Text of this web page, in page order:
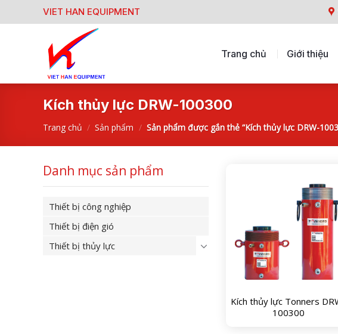
to
VIET HAN EQUIPMENT
Trang chủ Giới thiệu
Kích thủy lực DRW-100300
Trang chủ / Sản phẩm / Sản phẩm được gắn thẻ “Kích thủy lực DRW-
Danh mục sản phẩm
Thiết bị công nghiệp
Thiết bị điện gió
Thiết bị thủy lực
Kích thủy lực Tonners
100300